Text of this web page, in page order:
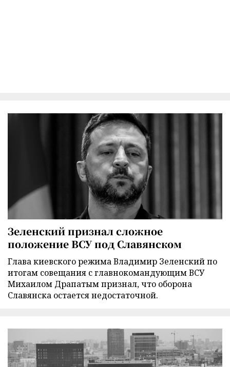
Зеленский признал сложное
положение ВСУ под Славянском
Глава киевского режима Владимир Зеленский по
итогам совещания с главнокомандующим ВСУ
Михаилом Драпатым признал, что оборона
Славянска остается недостаточной.